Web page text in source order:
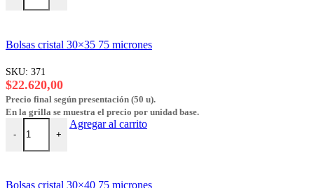
Bolsas cristal 30×35 75 micrones
SKU: 371
$22.620,00
Precio final según presentación (50 u).
En la grilla se muestra el precio por unidad base.
-
Bolsas cristal 30x35 75 micrones cantidad
+
Agregar al carrito
Bolsas cristal 30×40 75 micrones